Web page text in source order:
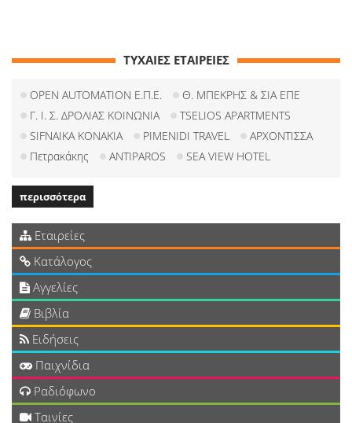
ΤΥΧΑΙΕΣ ΕΤΑΙΡΕΙΕΣ
OPEN AUTOMATION Ε.Π.Ε.
Θ. ΜΠΕΚΡΗΣ & ΣΙΑ ΕΠΕ
Γ. Ι. Σ. ΔΡΟΛΙΑΣ ΚΟΙΝΩΝΙΑ
TSELIOS APARTMENTS
SIFNAIKA KONAKIA
PIMENIDI TRAVEL
ΑΡΧΟΝΤΙΣΣΑ
Πετρακάκης
ANTIPAROS SEA VIEW HOTEL
περισσότερα
Εταιρείες
Κατάλογος
Αγγελίες
Βιβλία
Ειδήσεις
Παιχνίδια
Ραδιόφωνο
Ταινίες